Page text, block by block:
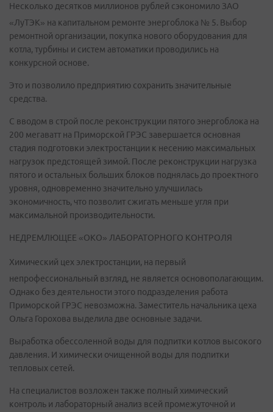
Несколько десятков миллионов рублей сэкономило ЗАО
«ЛуТЭК» на капитальном ремонте энергоблока № 5. Выбор
ремонтной организации, покупка нового оборудования для
котла, турбины и систем автоматики проводились на
конкурсной основе.
Это и позволило предприятию сохранить значительные
средства.
С вводом в строй после реконструкции пятого энергоблока на
200 мегаватт на Приморской ГРЭС завершается основная
стадия подготовки электростанции к несению максимальных
нагрузок предстоящей зимой. После реконструкции нагрузка
пятого и остальных больших блоков поднялась до проектного
уровня, одновременно значительно улучшилась
экономичность, что позволит сжигать меньше угля при
максимальной производительности.
НЕДРЕМЛЮЩЕЕ «ОКО» ЛАБОРАТОРНОГО КОНТРОЛЯ
Химический цех электростанции, на первый
непрофессиональный взгляд, не является основополагающим.
Однако без деятельности этого подразделения работа
Приморской ГРЭС невозможна. Заместитель начальника цеха
Ольга Горохова выделила две основные задачи.
Выработка обессоленной воды для подпитки котлов высокого
давления. И химически очищенной воды для подпитки
тепловых сетей.
На специалистов возложен также полный химический
контроль и лабораторный анализ всей промежуточной и